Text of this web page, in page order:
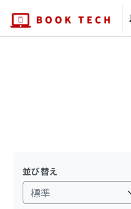
並び替え